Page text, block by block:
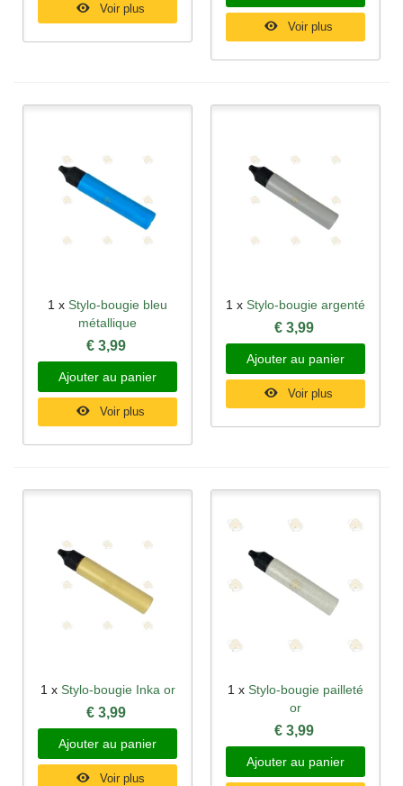
Voir plus
Voir plus
1 x Stylo-bougie bleu
métallique
€ 3,99
Ajouter au panier
Voir plus
1 x Stylo-bougie argenté
€ 3,99
Ajouter au panier
Voir plus
1 x Stylo-bougie Inka or
€ 3,99
Ajouter au panier
Voir plus
1 x Stylo-bougie pailleté
or
€ 3,99
Ajouter au panier